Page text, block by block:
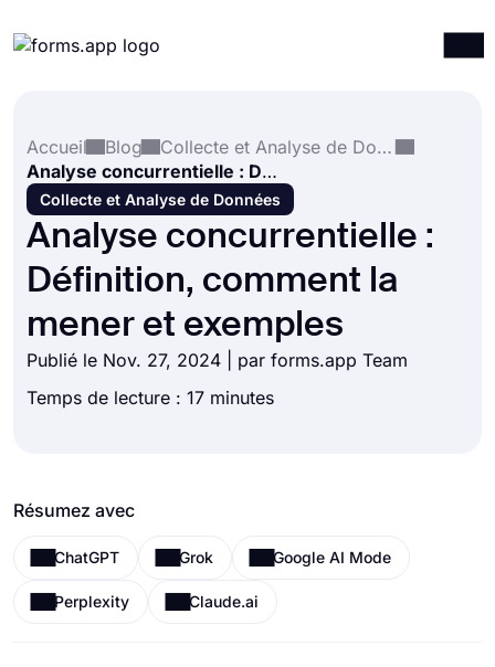
Intégrations
Modèles
Ressources
Tarification
Accueil
Blog
Collecte et Analyse de Données
Analyse concurrentielle : Définition, comment la mener et exemples
Collecte et Analyse de Données
Analyse concurrentielle :
Définition, comment la
mener et exemples
Publié le Nov. 27, 2024 | par forms.app Team
Temps de lecture : 17 minutes
Résumez avec
ChatGPT Grok Google AI Mode
Perplexity Claude.ai